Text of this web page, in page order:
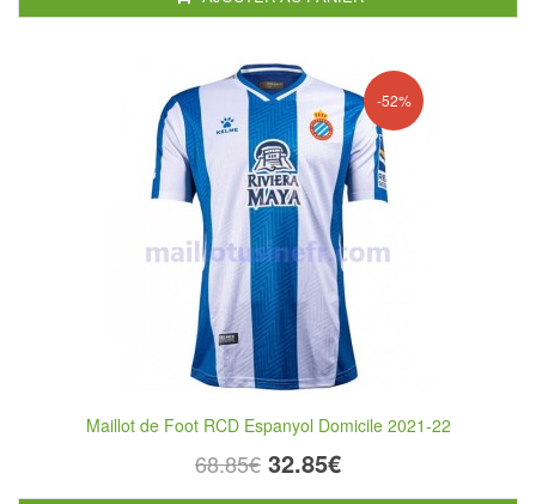
-52%
Maillot de Foot RCD Espanyol Domicile 2021-22
68.85€ 32.85€